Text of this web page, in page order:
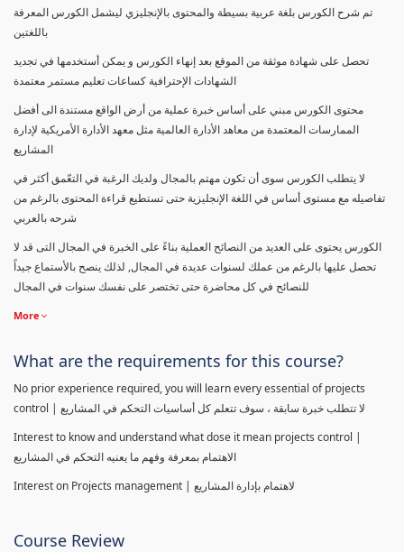
تم شرح الكورس بلغة عربية بسيطة والمحتوى بالإنجليزي ليشمل الكورس المعرفة
باللغتين
تحصل على شهادة موثقة من الموقع بعد إنهاء الكورس و يمكن أستخدمها في تجديد
الشهادات الإحترافية كساعات تعليم مستمر معتمدة
محتوى الكورس مبني على أساس خبرة عملية من أرض الواقع مستندة الى أفضل
الممارسات المعتمدة من معاهد الأدارة العالمية مثل معهد الأدارة الأمريكية لإدارة
المشاريع
لا يتطلب الكورس سوى أن تكون مهتم بالمجال ولديك الرغبة في التعّمق أكثر في
تفاصيله مع مستوى أساس في اللغة الإنجليزية حتى تستطيع قراءة المحتوى بالرغم من
شرحه بالعربي
الكورس يحتوى على العديد من النصائح العملية بناءً على الخبرة في المجال التى قد لا
تحصل عليها بالرغم من عملك لسنوات عديدة في المجال, لذلك ينصح بالأستماع جيداً
للنصائح في كل محاضرة حتى تختصر على نفسك سنوات في المجال
More
What are the requirements for this course?
No prior experience required, you will learn every essential of projects
control | لا تتطلب خبرة سابقة ، سوف تتعلم كل أساسيات التحكم في المشاريع
Interest to know and understand what dose it mean projects control |
الاهتمام بمعرفة وفهم ما يعنيه التحكم في المشاريع
Interest on Projects management | لاهتمام بإدارة المشاريع
Course Review